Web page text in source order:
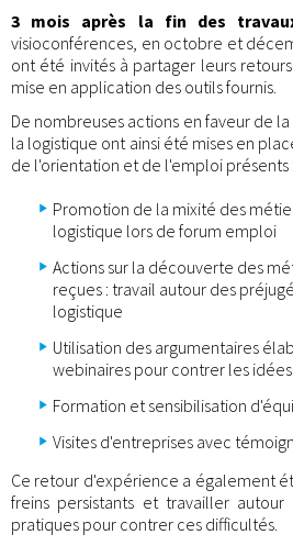
3 mois après la fin des
visioconférences, en octobre et
ont été invités à partager leurs
mise en application des outils fournis.
De nombreuses actions en faveur de
la logistique ont ainsi été mises en
de l'orientation et de l'emploi présents :
Promotion de la mixité des
logistique lors de forum emploi
Actions sur la découverte des
reçues : travail autour des
logistique
Utilisation des argumentaires
webinaires pour contrer les
Formation et sensibilisation
Visites d'entreprises avec
Ce retour d'expérience a également
freins persistants et travailler
pratiques pour contrer ces difficultés.